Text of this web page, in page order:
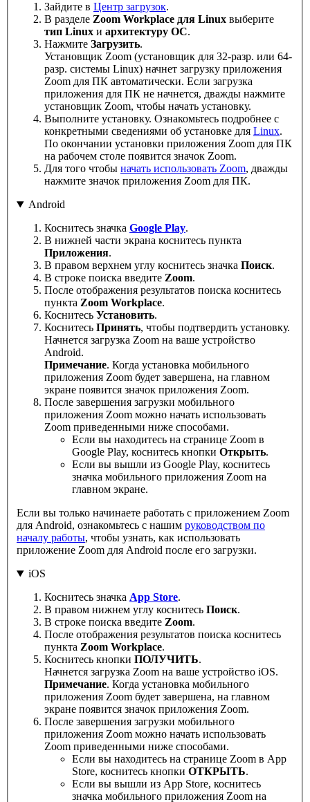
Зайдите в Центр загрузок.
В разделе Zoom Workplace для Linux выберите
тип Linux и архитектуру ОС.
Нажмите Загрузить.
Установщик Zoom (установщик для 32-разр. или 64-
разр. системы Linux) начнет загрузку приложения
Zoom для ПК автоматически. Если загрузка
приложения для ПК не начнется, дважды нажмите
установщик Zoom, чтобы начать установку.
Выполните установку. Ознакомьтесь подробнее с
конкретными сведениями об установке для Linux.
По окончании установки приложения Zoom для ПК
на рабочем столе появится значок Zoom.
Для того чтобы начать использовать Zoom, дважды
нажмите значок приложения Zoom для ПК.
Android
Коснитесь значка Google Play.
В нижней части экрана коснитесь пункта
Приложения.
В правом верхнем углу коснитесь значка Поиск.
В строке поиска введите Zoom.
После отображения результатов поиска коснитесь
пункта Zoom Workplace.
Коснитесь Установить.
Коснитесь Принять, чтобы подтвердить установку.
Начнется загрузка Zoom на ваше устройство
Android.
Примечание. Когда установка мобильного
приложения Zoom будет завершена, на главном
экране появится значок приложения Zoom.
После завершения загрузки мобильного
приложения Zoom можно начать использовать
Zoom приведенными ниже способами.
Если вы находитесь на странице Zoom в
Google Play, коснитесь кнопки Открыть.
Если вы вышли из Google Play, коснитесь
значка мобильного приложения Zoom на
главном экране.
Если вы только начинаете работать с приложением Zoom
для Android, ознакомьтесь с нашим руководством по
началу работы, чтобы узнать, как использовать
приложение Zoom для Android после его загрузки.
iOS
Коснитесь значка App Store.
В правом нижнем углу коснитесь Поиск.
В строке поиска введите Zoom.
После отображения результатов поиска коснитесь
пункта Zoom Workplace.
Коснитесь кнопки ПОЛУЧИТЬ.
Начнется загрузка Zoom на ваше устройство iOS.
Примечание. Когда установка мобильного
приложения Zoom будет завершена, на главном
экране появится значок приложения Zoom.
После завершения загрузки мобильного
приложения Zoom можно начать использовать
Zoom приведенными ниже способами.
Если вы находитесь на странице Zoom в App
Store, коснитесь кнопки ОТКРЫТЬ.
Если вы вышли из App Store, коснитесь
значка мобильного приложения Zoom на